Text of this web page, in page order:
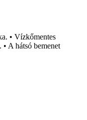
• Vízkőmentes
A hátsó bemenet